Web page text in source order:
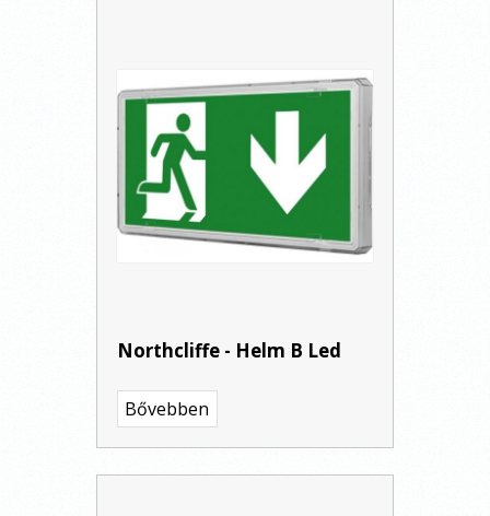
Northcliffe - Helm B Led
Bővebben